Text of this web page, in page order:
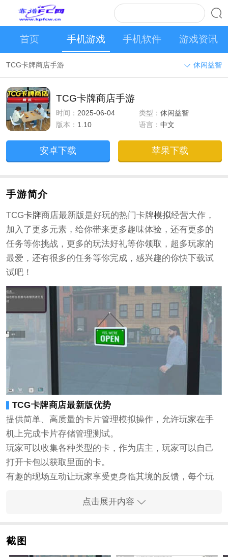
首页 手机游戏 手机软件 游戏资讯
TCG卡牌商店手游 休闲益智
TCG卡牌商店手游
时间： 2025-06-04 类型：休闲益智
版本： 1.10 语言：中文
安卓下载 苹果下载
手游简介
TCG卡牌商店最新版是好玩的热门卡牌模拟经营大作，
加入了更多元素，给你带来更多趣味体验，还有更多的
任务等你挑战，更多的玩法好礼等你领取，超多玩家的
最爱，还有很多的任务等你完成，感兴趣的你快下载试
试吧！
TCG卡牌商店最新版优势
提供简单、高质量的卡片管理模拟操作，允许玩家在手
机上完成卡片存储管理测试。
玩家可以收集各种类型的卡，作为店主，玩家可以自己
打开卡包以获取里面的卡。
有趣的现场互动让玩家享受更身临其境的反馈，每个玩
自由完成各种卡包的购买，在手机上享受简单的模拟管
TCG卡牌商店最新版内容
尝试购买不同的卡包，列出相应的产品，并尝试通过打
点击展开内容
截图